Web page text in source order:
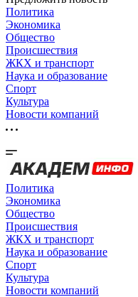
Политика
Экономика
Общество
Происшествия
ЖКХ и транспорт
Наука и образование
Спорт
Культура
Новости компаний
Политика
Экономика
Общество
Происшествия
ЖКХ и транспорт
Наука и образование
Спорт
Культура
Новости компаний